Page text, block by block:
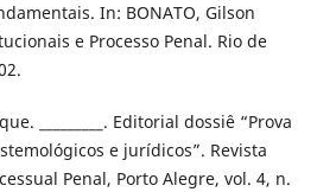
In: BONATO, Gilson
e Processo Penal. Rio de
_________. Editorial dossiê “Prova
e jurídicos”. Revista
Penal, Porto Alegre, vol. 4, n.